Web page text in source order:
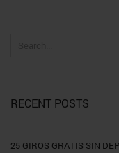
RECENT POSTS
25 GIROS GRATIS SIN